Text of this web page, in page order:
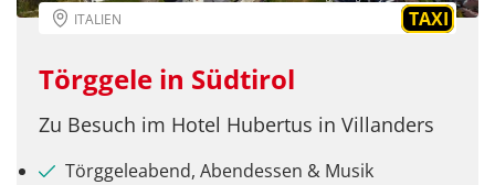
ITALIEN TAXI
Törggele in Südtirol
Zu Besuch im Hotel Hubertus in Villanders
Törggeleabend, Abendessen & Musik